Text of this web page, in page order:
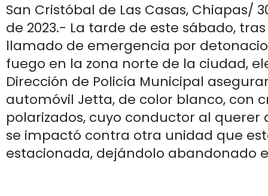
San Cristóbal de Las Casas, Chiapas/
de 2023.- La tarde de este sábado,
llamado de emergencia por
fuego en la zona norte de la ciudad,
Dirección de Policía Municipal
automóvil Jetta, de color blanco, con
polarizados, cuyo conductor al querer
se impactó contra otra unidad que
estacionada, dejándolo abandonado